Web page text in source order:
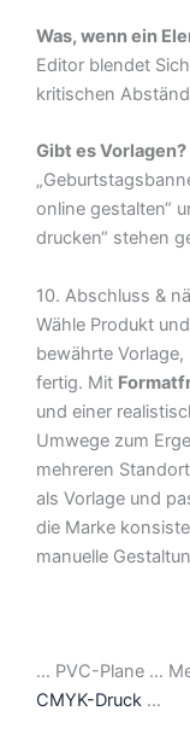
Was, wenn ein
Editor blendet
kritischen
Gibt es Vorlagen?
online gestalten“
drucken“ stehen
10. Abschluss &
Wähle Produkt
bewährte
fertig. Mit
und einer
Umwege zum
mehreren
als Vorlage und
die Marke
manuelle
… PVC-Plane …
CMYK-Druck …